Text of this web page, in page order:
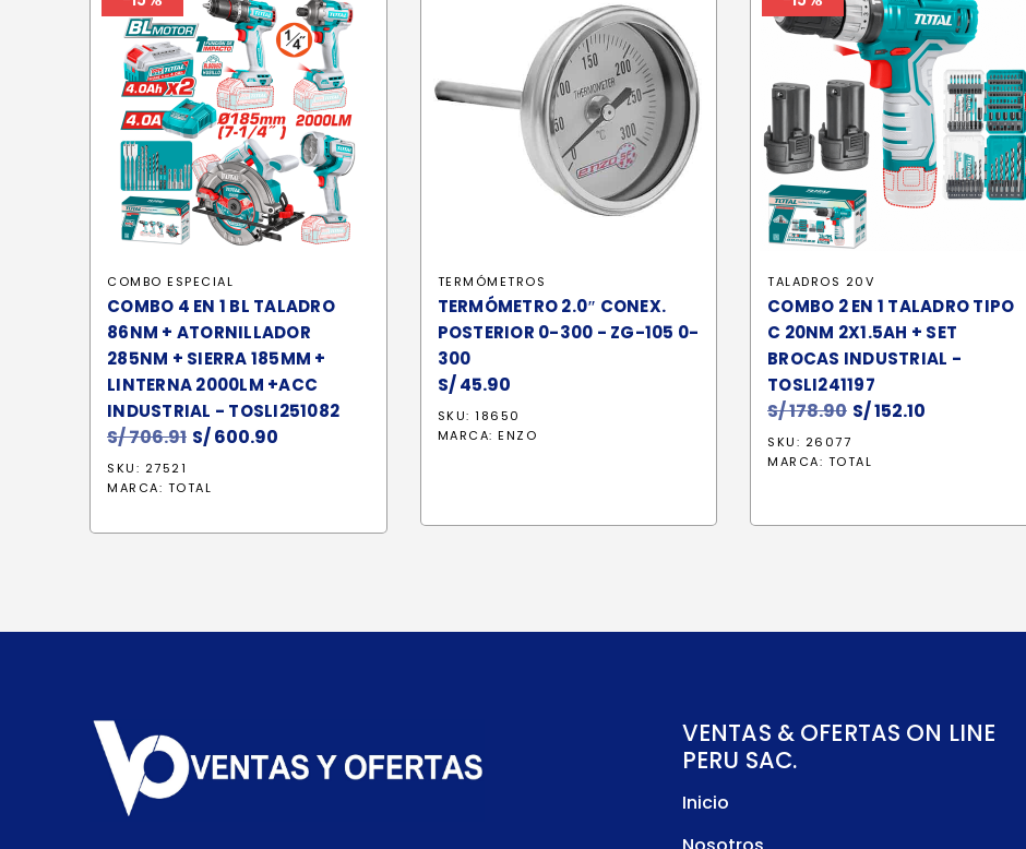
COMBO ESPECIAL
COMBO 4 EN 1 BL TALADRO
86NM + ATORNILLADOR
285NM + SIERRA 185MM +
LINTERNA 2000LM +ACC
INDUSTRIAL - TOSLI251082
S/706.91 El
original
S/ 706.91.
S/600.90
S/ 600.90.
SKU: 27521
MARCA: TOTAL
TERMÓMETROS
TERMÓMETRO 2.0″ CONEX.
POSTERIOR 0-300 - ZG-105 0-
300
S/45.90
SKU: 18650
MARCA: ENZO
TALADROS 20V
COMBO 2 EN 1 TALADRO TIPO
C 20NM 2X1.5AH + SET
BROCAS INDUSTRIAL -
TOSLI241197
S/178.90 El
original
S/152.10
SKU: 26077
MARCA: TOTAL
VENTAS & OFERTAS ON LINE
PERU SAC.
Inicio